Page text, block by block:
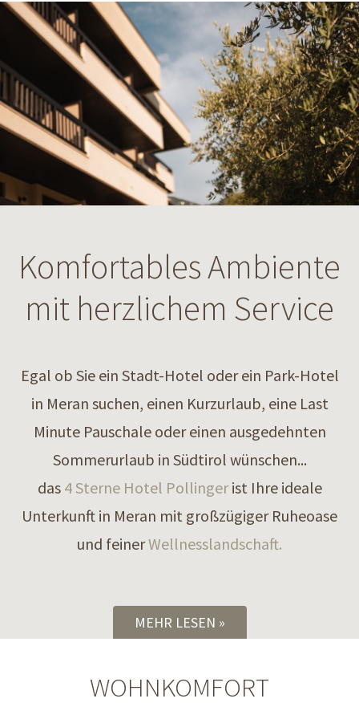
Komfortables Ambiente
mit herzlichem Service
Egal ob Sie ein Stadt-Hotel oder ein Park-Hotel
in Meran suchen, einen Kurzurlaub, eine Last
Minute Pauschale oder einen ausgedehnten
Sommerurlaub in Südtirol wünschen...
das 4 Sterne Hotel Pollingerist Ihre ideale
Unterkunft in Meran mit großzügiger Ruheoase
und feinerWellnesslandschaft.
MEHR LESEN
WOHNKOMFORT